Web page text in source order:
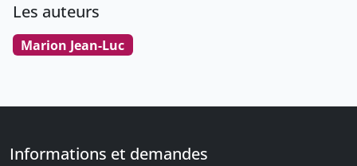
Les auteurs
Marion Jean-Luc
Informations et demandes